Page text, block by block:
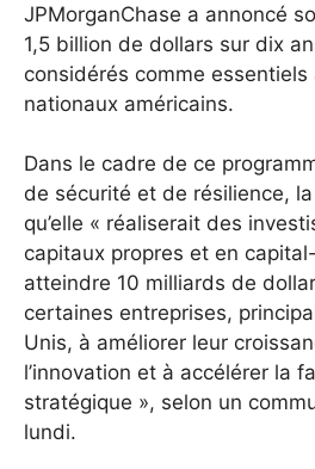
JPMorganChase a annoncé
1,5 billion de dollars sur dix
considérés comme essentiels
nationaux américains.
Dans le cadre de ce
de sécurité et de résilience,
qu’elle « réaliserait des
capitaux propres et en
atteindre 10 milliards de
certaines entreprises,
Unis, à améliorer leur
l’innovation et à accélérer la
stratégique », selon un
lundi.